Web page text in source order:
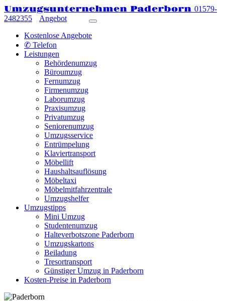
Umzugsunternehmen Paderborn 01579-
2482355
Angebot
Kostenlose Angebote
✆ Telefon
Leistungen
Behördenumzug
Büroumzug
Fernumzug
Firmenumzug
Laborumzug
Praxisumzug
Privatumzug
Seniorenumzug
Umzugsservice
Entrümpelung
Klaviertransport
Möbellift
Haushaltsauflösung
Möbeltaxi
Möbelmitfahrzentrale
Umzugshelfer
Umzugstipps
Mini Umzug
Studentenumzug
Halteverbotszone Paderborn
Umzugskartons
Beiladung
Tresortransport
Günstiger Umzug in Paderborn
Kosten-Preise in Paderborn